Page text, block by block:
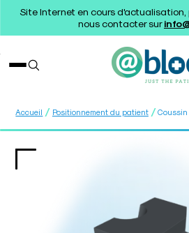
Site Internet en cours d'actualisation,
nous contacter sur
Accueil / Positionnement du patient / Coussin